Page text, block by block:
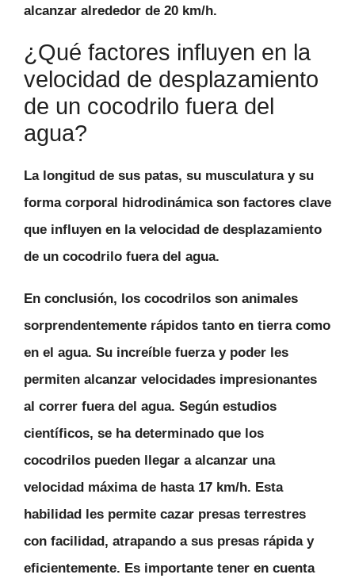
alcanzar alrededor de 20 km/h.
¿Qué factores influyen en la
velocidad de desplazamiento
de un cocodrilo fuera del
agua?
La longitud de sus patas, su musculaturay su
forma corporal hidrodinámicason factores clave
que influyen en la velocidad de desplazamiento
de un cocodrilo fuera del agua.
En conclusión, los cocodrilos son animales
sorprendentemente rápidos tanto en tierra como
en el agua. Su increíble fuerza y poder les
permiten alcanzar velocidades impresionantes
al correr fuera del agua. Según estudios
científicos, se ha determinado que los
cocodrilos pueden llegar a alcanzar una
velocidad máxima de hasta 17 km/h. Esta
habilidad les permite cazar presas terrestres
con facilidad, atrapando a sus presas rápida y
eficientemente. Es importante tener en cuenta